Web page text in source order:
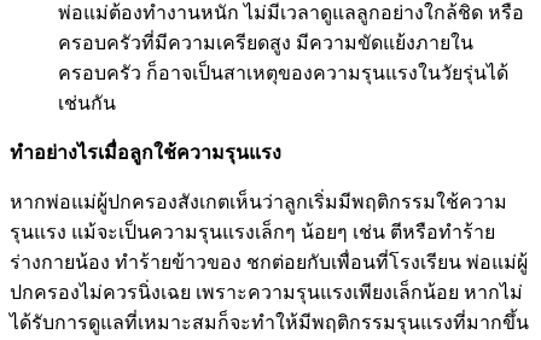
พ่อแม่ต้องทำงานหนัก ไม่มีเวลาดูแลลูกอย่างใกล้ชิด หรือ
ครอบครัวที่มีความเครียดสูง มีความขัดแย้งภายใน
ครอบครัว ก็อาจเป็นสาเหตุของความรุนแรงในวัยรุ่นได้
เช่นกัน
ทำอย่างไรเมื่อลูกใช้ความรุนแรง
หากพ่อแม่ผู้ปกครองสังเกตเห็นว่าลูกเริ่มมีพฤติกรรมใช้ความ
รุนแรง แม้จะเป็นความรุนแรงเล็กๆ น้อยๆ เช่น ตีหรือทำร้าย
ร่างกายน้อง ทำร้ายข้าวของ ชกต่อยกับเพื่อนที่โรงเรียน พ่อแม่ผู้
ปกครองไม่ควรนิ่งเฉย เพราะความรุนแรงเพียงเล็กน้อย หากไม่
ได้รับการดูแลที่เหมาะสมก็จะทำให้มีพฤติกรรมรุนแรงที่มากขึ้น